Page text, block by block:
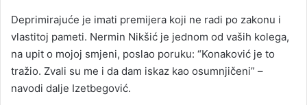
Deprimirajuće je imati premijera koji ne radi po zakonu i
vlastitoj pameti. Nermin Nikšić je jednom od vaših kolega,
na upit o mojoj smjeni, poslao poruku: “Konaković je to
tražio. Zvali su me i da dam iskaz kao osumnjičeni” –
navodi dalje Izetbegović.